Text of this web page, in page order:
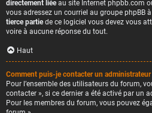
directement liéeau site Internet phpbb.com
vous adressez un courriel au groupe phpBB
tierce partiede ce logiciel vous devez vous
voire à aucune réponse du tout.
Haut
Comment puis-je contacter un
Pour l’ensemble des utilisateurs du forum,
contacter », si ce dernier a été activé par un
Pour les membres du forum, vous pouvez